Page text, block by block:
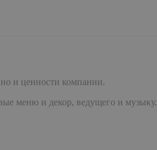
и ценности компании.
меню и декор, ведущего и музыку.